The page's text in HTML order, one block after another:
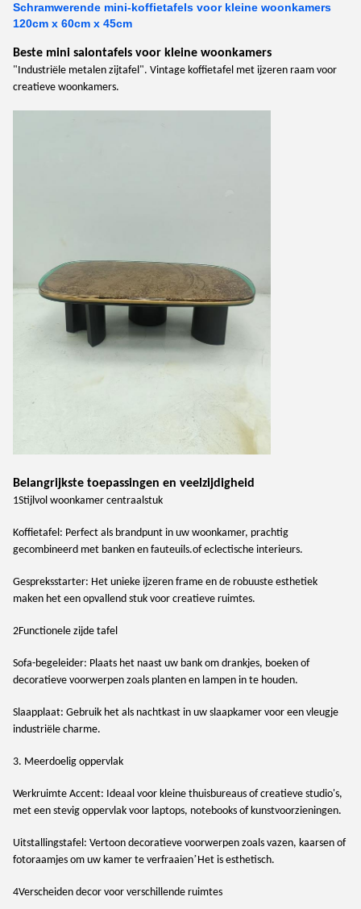
Schramwerende mini-koffietafels voor kleine woonkamers
120cm x 60cm x 45cm
Beste mini salontafels voor kleine woonkamers
"Industriële metalen zijtafel". Vintage koffietafel met ijzeren raam voor
creatieve woonkamers.
Belangrijkste toepassingen en veelzijdigheid
1Stijlvol woonkamer centraalstuk
Koffietafel: Perfect als brandpunt in uw woonkamer, prachtig
gecombineerd met banken en fauteuils.of eclectische interieurs.
Gespreksstarter: Het unieke ijzeren frame en de robuuste esthetiek
maken het een opvallend stuk voor creatieve ruimtes.
2Functionele zijde tafel
Sofa-begeleider: Plaats het naast uw bank om drankjes, boeken of
decoratieve voorwerpen zoals planten en lampen in te houden.
Slaapplaat: Gebruik het als nachtkast in uw slaapkamer voor een vleugje
industriële charme.
3. Meerdoelig oppervlak
Werkruimte Accent: Ideaal voor kleine thuisbureaus of creatieve studio's,
met een stevig oppervlak voor laptops, notebooks of kunstvoorzieningen.
Uitstallingstafel: Vertoon decoratieve voorwerpen zoals vazen, kaarsen of
fotoraamjes om uw kamer te verfraaien’ Het is esthetisch.
4Verscheiden decor voor verschillende ruimtes